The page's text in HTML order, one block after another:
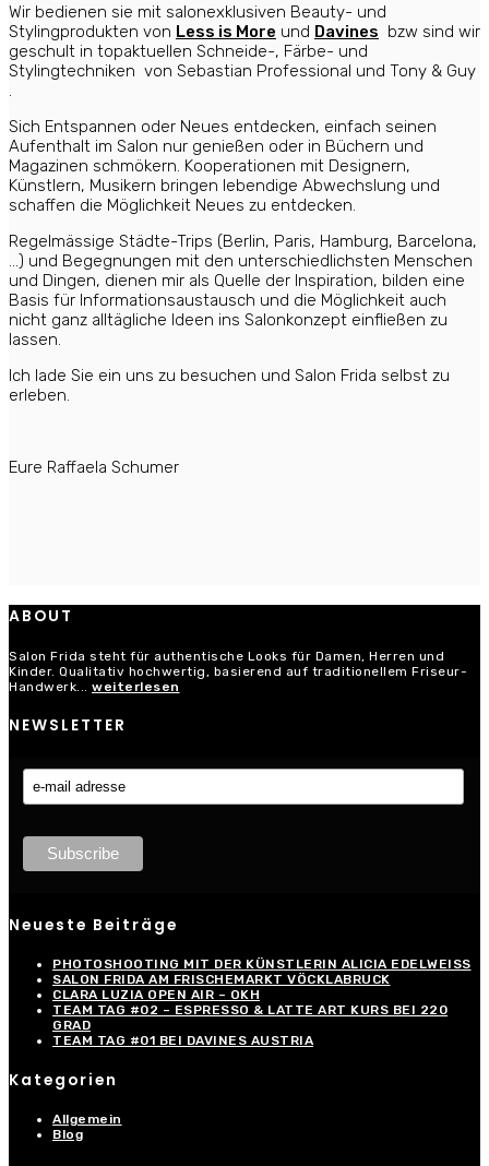
Wir bedienen sie mit salonexklusiven Beauty- und
Stylingprodukten von Less is More und Davines bzw sind wir
geschult in topaktuellen Schneide-, Färbe- und
Stylingtechniken von Sebastian Professional und Tony & Guy
.
Sich Entspannen oder Neues entdecken, einfach seinen
Aufenthalt im Salon nur genießen oder in Büchern und
Magazinen schmökern. Kooperationen mit Designern,
Künstlern, Musikern bringen lebendige Abwechslung und
schaffen die Möglichkeit Neues zu entdecken.
Regelmässige Städte-Trips (Berlin, Paris, Hamburg, Barcelona,
…) und Begegnungen mit den unterschiedlichsten Menschen
und Dingen, dienen mir als Quelle der Inspiration, bilden eine
Basis für Informationsaustausch und die Möglichkeit auch
nicht ganz alltägliche Ideen ins Salonkonzept einfließen zu
lassen.
Ich lade Sie ein uns zu besuchen und Salon Frida selbst zu
erleben.
Eure Raffaela Schumer
ABOUT
Salon Frida steht für authentische Looks für Damen, Herren und
Kinder. Qualitativ hochwertig, basierend auf traditionellem Friseur-
Handwerk... weiterlesen
NEWSLETTER
Neueste Beiträge
PHOTOSHOOTING MIT DER KÜNSTLERIN ALICIA EDELWEISS
SALON FRIDA AM FRISCHEMARKT VÖCKLABRUCK
CLARA LUZIA OPEN AIR – OKH
TEAM TAG #02 – ESPRESSO & LATTE ART KURS BEI 220
GRAD
TEAM TAG #01 BEI DAVINES AUSTRIA
Kategorien
Allgemein
Blog